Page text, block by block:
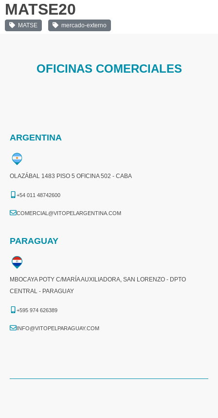
MATSE20
MATSE mercado-externo
OFICINAS COMERCIALES
ARGENTINA
OLAZÁBAL 1483 PISO 5 OFICINA 502 - CABA
+54 011 48742600​
COMERCIAL@VITOPELARGENTINA.COM​
PARAGUAY
MBOCAYA POTY C/MARÍA AUXILIADORA, SAN LORENZO - DPTO
CENTRAL - PARAGUAY
+595 974 626389
INFO@VITOPELPARAGUAY.COM